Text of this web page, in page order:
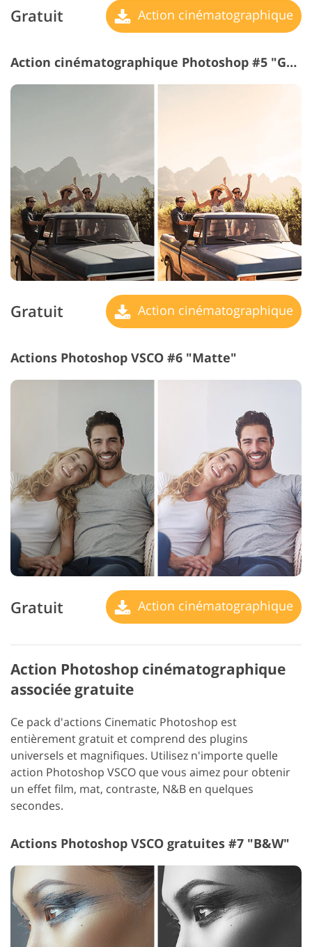
Gratuit Action cinématographique
Action cinématographique Photoshop #5 "Gold Filter"
Gratuit Action cinématographique
Actions Photoshop VSCO #6 "Matte"
Gratuit Action cinématographique
Action Photoshop cinématographique
associée gratuite
Ce pack d'actions Cinematic Photoshop est
entièrement gratuit et comprend des plugins
universels et magnifiques. Utilisez n'importe quelle
action Photoshop VSCO que vous aimez pour obtenir
un effet film, mat, contraste, N&B en quelques
secondes.
Actions Photoshop VSCO gratuites #7 "B&W"